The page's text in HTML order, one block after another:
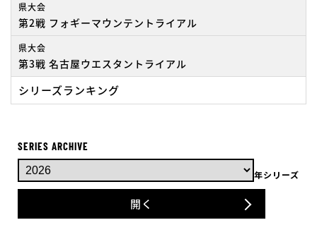
県大会
第2戦 フォギーマウンテントライアル
県大会
第3戦 名古屋ウエスタントライアル
シリーズランキング
SERIES ARCHIVE
年シリーズ
開く